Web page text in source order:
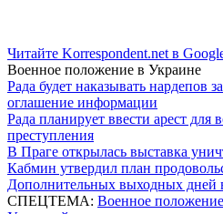
Читайте Korrespondent.net в
Военное положение в Украине
Рада будет наказывать нардепов
оглашение информации
Рада планирует ввести арест
преступления
В Праге открылась выставка
Кабмин утвердил план
Дополнительных выходных дней
СПЕЦТЕМА: Военное